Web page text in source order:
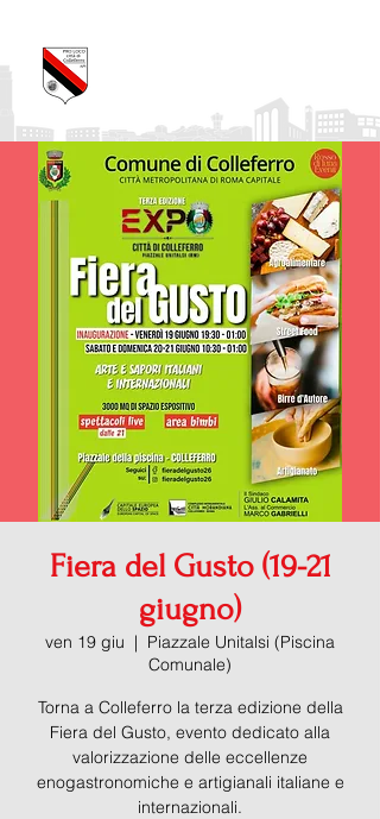
Fiera del Gusto (19-21
giugno)
ven 19 giu
  |
Piazzale Unitalsi (Piscina
Comunale)
Torna a Colleferro la terza edizione della
Fiera del Gusto, evento dedicato alla
valorizzazione delle eccellenze
enogastronomiche e artigianali italiane e
internazionali.